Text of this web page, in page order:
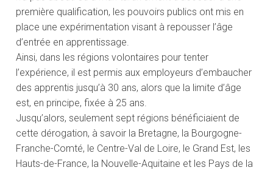
première qualification, les pouvoirs publics ont mis en
place une expérimentation visant à repousser l’âge
d’entrée en apprentissage.
Ainsi, dans les régions volontaires pour tenter
l’expérience, il est permis aux employeurs d’embaucher
des apprentis jusqu’à 30 ans, alors que la limite d’âge
est, en principe, fixée à 25 ans.
Jusqu’alors, seulement sept régions bénéficiaient de
cette dérogation, à savoir la Bretagne, la Bourgogne-
Franche-Comté, le Centre-Val de Loire, le Grand Est, les
Hauts-de-France, la Nouvelle-Aquitaine et les Pays de la